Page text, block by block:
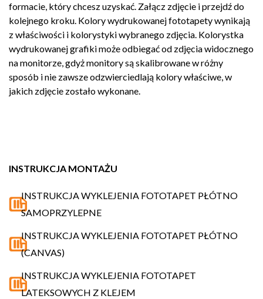
formacie, który chcesz uzyskać. Załącz zdjęcie i przejdź do
kolejnego kroku. Kolory wydrukowanej fototapety wynikają
z właściwości i kolorystyki wybranego zdjęcia. Kolorystka
wydrukowanej grafiki może odbiegać od zdjęcia widocznego
na monitorze, gdyż monitory są skalibrowane w różny
sposób i nie zawsze odzwierciedlają kolory właściwe, w
jakich zdjęcie zostało wykonane.
INSTRUKCJA MONTAŻU
INSTRUKCJA WYKLEJENIA FOTOTAPET PŁÓTNO
SAMOPRZYLEPNE
INSTRUKCJA WYKLEJENIA FOTOTAPET PŁÓTNO
(CANVAS)
INSTRUKCJA WYKLEJENIA FOTOTAPET
LATEKSOWYCH Z KLEJEM